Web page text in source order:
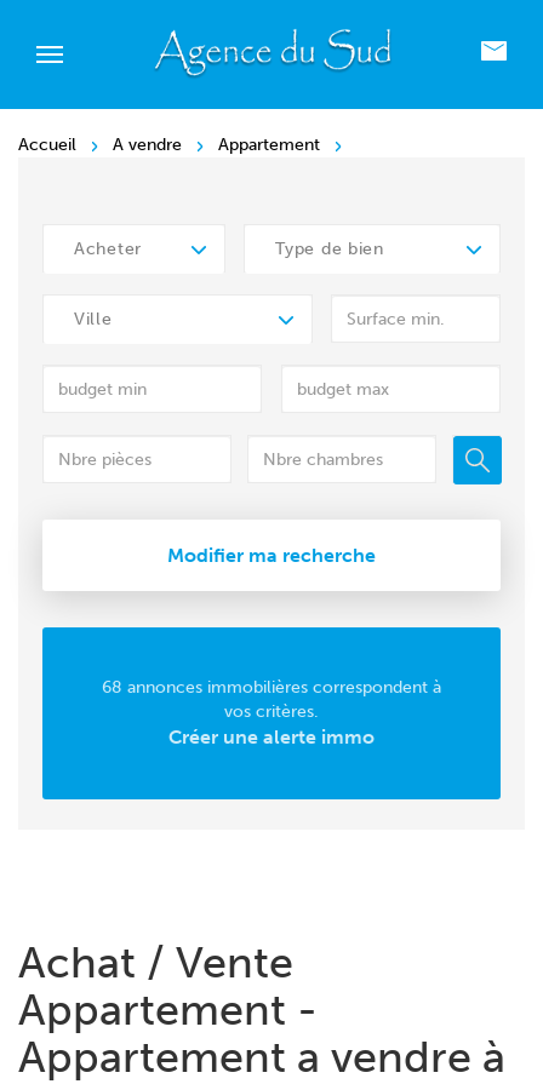
Accueil A vendre Appartement
Acheter Type de bien
Ville
Modifier ma recherche
68 annonces immobilières correspondent à
vos critères.
Créer une alerte immo
Achat / Vente
Appartement -
Appartement a vendre à